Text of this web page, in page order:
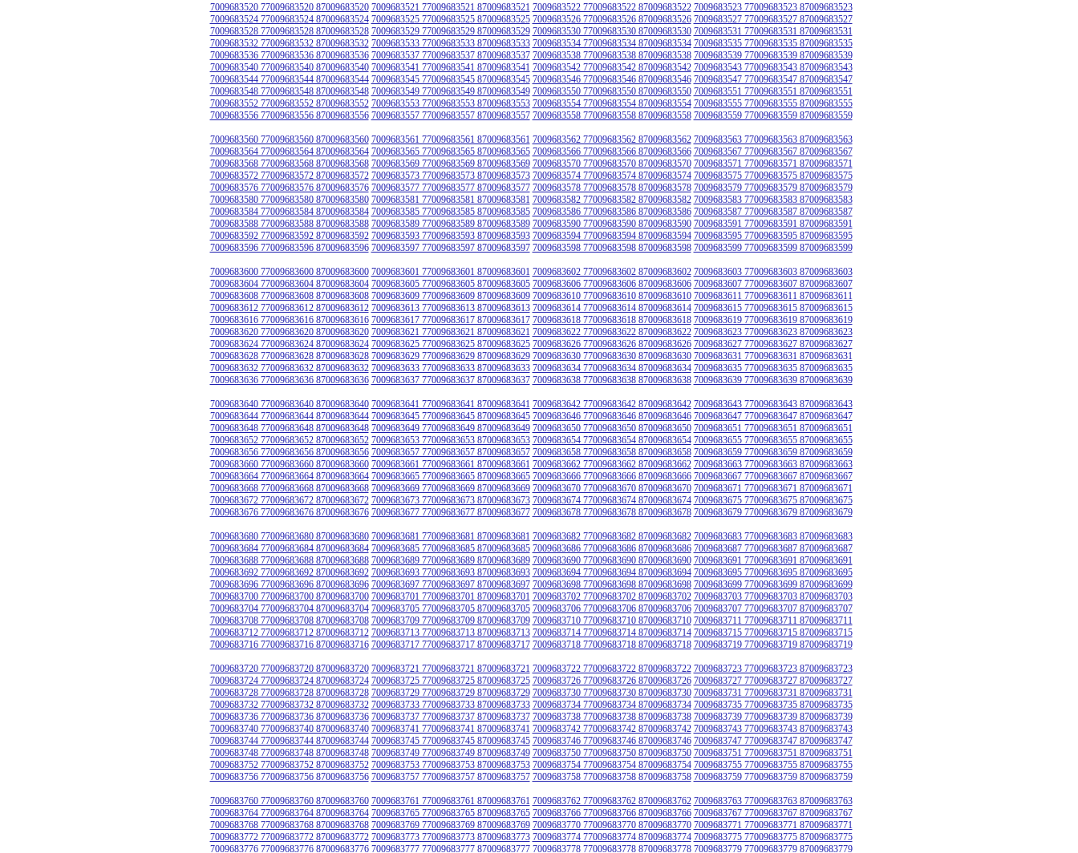
7009683520 77009683520 87009683520 7009683521 77009683521 87009683521 7009683522 77009683522 87009683522 7009683523 77009683523 87009683523
7009683524 77009683524 87009683524 7009683525 77009683525 87009683525 7009683526 77009683526 87009683526 7009683527 77009683527 87009683527
7009683528 77009683528 87009683528 7009683529 77009683529 87009683529 7009683530 77009683530 87009683530 7009683531 77009683531 87009683531
7009683532 77009683532 87009683532 7009683533 77009683533 87009683533 7009683534 77009683534 87009683534 7009683535 77009683535 87009683535
7009683536 77009683536 87009683536 7009683537 77009683537 87009683537 7009683538 77009683538 87009683538 7009683539 77009683539 87009683539
7009683540 77009683540 87009683540 7009683541 77009683541 87009683541 7009683542 77009683542 87009683542 7009683543 77009683543 87009683543
7009683544 77009683544 87009683544 7009683545 77009683545 87009683545 7009683546 77009683546 87009683546 7009683547 77009683547 87009683547
7009683548 77009683548 87009683548 7009683549 77009683549 87009683549 7009683550 77009683550 87009683550 7009683551 77009683551 87009683551
7009683552 77009683552 87009683552 7009683553 77009683553 87009683553 7009683554 77009683554 87009683554 7009683555 77009683555 87009683555
7009683556 77009683556 87009683556 7009683557 77009683557 87009683557 7009683558 77009683558 87009683558 7009683559 77009683559 87009683559
7009683560 77009683560 87009683560 7009683561 77009683561 87009683561 7009683562 77009683562 87009683562 7009683563 77009683563 87009683563
7009683564 77009683564 87009683564 7009683565 77009683565 87009683565 7009683566 77009683566 87009683566 7009683567 77009683567 87009683567
7009683568 77009683568 87009683568 7009683569 77009683569 87009683569 7009683570 77009683570 87009683570 7009683571 77009683571 87009683571
7009683572 77009683572 87009683572 7009683573 77009683573 87009683573 7009683574 77009683574 87009683574 7009683575 77009683575 87009683575
7009683576 77009683576 87009683576 7009683577 77009683577 87009683577 7009683578 77009683578 87009683578 7009683579 77009683579 87009683579
7009683580 77009683580 87009683580 7009683581 77009683581 87009683581 7009683582 77009683582 87009683582 7009683583 77009683583 87009683583
7009683584 77009683584 87009683584 7009683585 77009683585 87009683585 7009683586 77009683586 87009683586 7009683587 77009683587 87009683587
7009683588 77009683588 87009683588 7009683589 77009683589 87009683589 7009683590 77009683590 87009683590 7009683591 77009683591 87009683591
7009683592 77009683592 87009683592 7009683593 77009683593 87009683593 7009683594 77009683594 87009683594 7009683595 77009683595 87009683595
7009683596 77009683596 87009683596 7009683597 77009683597 87009683597 7009683598 77009683598 87009683598 7009683599 77009683599 87009683599
7009683600 77009683600 87009683600 7009683601 77009683601 87009683601 7009683602 77009683602 87009683602 7009683603 77009683603 87009683603
7009683604 77009683604 87009683604 7009683605 77009683605 87009683605 7009683606 77009683606 87009683606 7009683607 77009683607 87009683607
7009683608 77009683608 87009683608 7009683609 77009683609 87009683609 7009683610 77009683610 87009683610 7009683611 77009683611 87009683611
7009683612 77009683612 87009683612 7009683613 77009683613 87009683613 7009683614 77009683614 87009683614 7009683615 77009683615 87009683615
7009683616 77009683616 87009683616 7009683617 77009683617 87009683617 7009683618 77009683618 87009683618 7009683619 77009683619 87009683619
7009683620 77009683620 87009683620 7009683621 77009683621 87009683621 7009683622 77009683622 87009683622 7009683623 77009683623 87009683623
7009683624 77009683624 87009683624 7009683625 77009683625 87009683625 7009683626 77009683626 87009683626 7009683627 77009683627 87009683627
7009683628 77009683628 87009683628 7009683629 77009683629 87009683629 7009683630 77009683630 87009683630 7009683631 77009683631 87009683631
7009683632 77009683632 87009683632 7009683633 77009683633 87009683633 7009683634 77009683634 87009683634 7009683635 77009683635 87009683635
7009683636 77009683636 87009683636 7009683637 77009683637 87009683637 7009683638 77009683638 87009683638 7009683639 77009683639 87009683639
7009683640 77009683640 87009683640 7009683641 77009683641 87009683641 7009683642 77009683642 87009683642 7009683643 77009683643 87009683643
7009683644 77009683644 87009683644 7009683645 77009683645 87009683645 7009683646 77009683646 87009683646 7009683647 77009683647 87009683647
7009683648 77009683648 87009683648 7009683649 77009683649 87009683649 7009683650 77009683650 87009683650 7009683651 77009683651 87009683651
7009683652 77009683652 87009683652 7009683653 77009683653 87009683653 7009683654 77009683654 87009683654 7009683655 77009683655 87009683655
7009683656 77009683656 87009683656 7009683657 77009683657 87009683657 7009683658 77009683658 87009683658 7009683659 77009683659 87009683659
7009683660 77009683660 87009683660 7009683661 77009683661 87009683661 7009683662 77009683662 87009683662 7009683663 77009683663 87009683663
7009683664 77009683664 87009683664 7009683665 77009683665 87009683665 7009683666 77009683666 87009683666 7009683667 77009683667 87009683667
7009683668 77009683668 87009683668 7009683669 77009683669 87009683669 7009683670 77009683670 87009683670 7009683671 77009683671 87009683671
7009683672 77009683672 87009683672 7009683673 77009683673 87009683673 7009683674 77009683674 87009683674 7009683675 77009683675 87009683675
7009683676 77009683676 87009683676 7009683677 77009683677 87009683677 7009683678 77009683678 87009683678 7009683679 77009683679 87009683679
7009683680 77009683680 87009683680 7009683681 77009683681 87009683681 7009683682 77009683682 87009683682 7009683683 77009683683 87009683683
7009683684 77009683684 87009683684 7009683685 77009683685 87009683685 7009683686 77009683686 87009683686 7009683687 77009683687 87009683687
7009683688 77009683688 87009683688 7009683689 77009683689 87009683689 7009683690 77009683690 87009683690 7009683691 77009683691 87009683691
7009683692 77009683692 87009683692 7009683693 77009683693 87009683693 7009683694 77009683694 87009683694 7009683695 77009683695 87009683695
7009683696 77009683696 87009683696 7009683697 77009683697 87009683697 7009683698 77009683698 87009683698 7009683699 77009683699 87009683699
7009683700 77009683700 87009683700 7009683701 77009683701 87009683701 7009683702 77009683702 87009683702 7009683703 77009683703 87009683703
7009683704 77009683704 87009683704 7009683705 77009683705 87009683705 7009683706 77009683706 87009683706 7009683707 77009683707 87009683707
7009683708 77009683708 87009683708 7009683709 77009683709 87009683709 7009683710 77009683710 87009683710 7009683711 77009683711 87009683711
7009683712 77009683712 87009683712 7009683713 77009683713 87009683713 7009683714 77009683714 87009683714 7009683715 77009683715 87009683715
7009683716 77009683716 87009683716 7009683717 77009683717 87009683717 7009683718 77009683718 87009683718 7009683719 77009683719 87009683719
7009683720 77009683720 87009683720 7009683721 77009683721 87009683721 7009683722 77009683722 87009683722 7009683723 77009683723 87009683723
7009683724 77009683724 87009683724 7009683725 77009683725 87009683725 7009683726 77009683726 87009683726 7009683727 77009683727 87009683727
7009683728 77009683728 87009683728 7009683729 77009683729 87009683729 7009683730 77009683730 87009683730 7009683731 77009683731 87009683731
7009683732 77009683732 87009683732 7009683733 77009683733 87009683733 7009683734 77009683734 87009683734 7009683735 77009683735 87009683735
7009683736 77009683736 87009683736 7009683737 77009683737 87009683737 7009683738 77009683738 87009683738 7009683739 77009683739 87009683739
7009683740 77009683740 87009683740 7009683741 77009683741 87009683741 7009683742 77009683742 87009683742 7009683743 77009683743 87009683743
7009683744 77009683744 87009683744 7009683745 77009683745 87009683745 7009683746 77009683746 87009683746 7009683747 77009683747 87009683747
7009683748 77009683748 87009683748 7009683749 77009683749 87009683749 7009683750 77009683750 87009683750 7009683751 77009683751 87009683751
7009683752 77009683752 87009683752 7009683753 77009683753 87009683753 7009683754 77009683754 87009683754 7009683755 77009683755 87009683755
7009683756 77009683756 87009683756 7009683757 77009683757 87009683757 7009683758 77009683758 87009683758 7009683759 77009683759 87009683759
7009683760 77009683760 87009683760 7009683761 77009683761 87009683761 7009683762 77009683762 87009683762 7009683763 77009683763 87009683763
7009683764 77009683764 87009683764 7009683765 77009683765 87009683765 7009683766 77009683766 87009683766 7009683767 77009683767 87009683767
7009683768 77009683768 87009683768 7009683769 77009683769 87009683769 7009683770 77009683770 87009683770 7009683771 77009683771 87009683771
7009683772 77009683772 87009683772 7009683773 77009683773 87009683773 7009683774 77009683774 87009683774 7009683775 77009683775 87009683775
7009683776 77009683776 87009683776 7009683777 77009683777 87009683777 7009683778 77009683778 87009683778 7009683779 77009683779 87009683779